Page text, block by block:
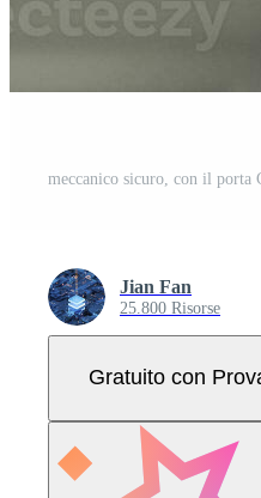
meccanico sicuro, con il porta
Jian Fan
25.800 Risorse
Gratuito con